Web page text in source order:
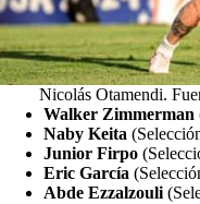
Nicolás Otamendi.
Walker Zimmerman
Naby Keita
Junior Firpo
Eric García
Abde Ezzalzouli